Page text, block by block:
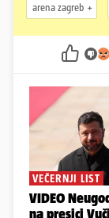
arena zagreb